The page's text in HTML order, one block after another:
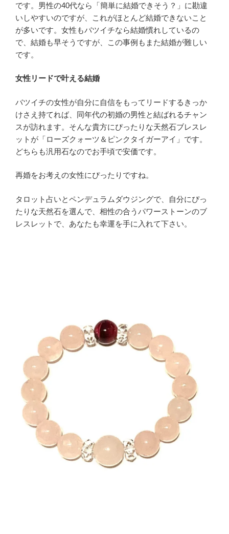
です。男性の40代なら「簡単に結婚できそう？」に勘違
いしやすいのですが、これがほとんど結婚できないこと
が多いです。女性もバツイチなら結婚慣れしているの
で、結婚も早そうですが、この事例もまた結婚が難しい
です。
女性リードで叶える結婚
バツイチの女性が自分に自信をもってリードするきっか
けさえ持てれば、同年代の初婚の男性と結ばれるチャン
スが訪れます。そんな貴方にぴったりな天然石ブレスレ
ットが「ローズクォーツ＆ピンクタイガーアイ」です。
どちらも汎用石なのでお手頃で安価です。
再婚をお考えの女性にぴったりですね。
タロット占いとペンデュラムダウジングで、自分にぴっ
たりな天然石を選んで、相性の合うパワーストーンのブ
レスレットで、あなたも幸運を手に入れて下さい。